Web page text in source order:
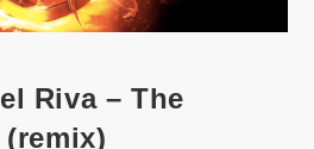
Riva – The